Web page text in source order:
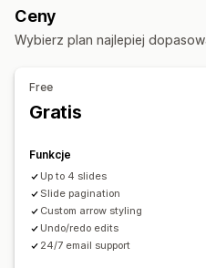
Sposoby zbierania recenzji
Prośby przez e-mail
Promocje
Ceny
Wybierz plan najlepiej
Free
Gratis
Funkcje
Up to 4 slides
Slide pagination
Custom arrow styling
Undo/redo edits
24/7 email support